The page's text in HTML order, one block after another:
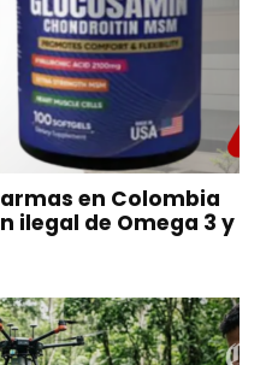
en Colombia
ilegal de Omega 3 y